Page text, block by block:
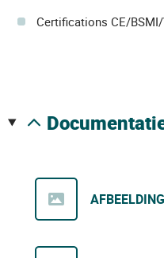
Certifications CE/
AFBEELDING